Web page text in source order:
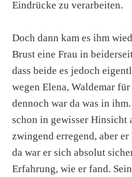
Eindrücke zu verarbeiten.
Doch dann kam es ihm
Brust eine Frau in
dass beide es jedoch
wegen Elena, Waldemar
dennoch war da was in
schon in gewisser Hinsicht
zwingend erregend, aber
da war er sich absolut
Erfahrung, wie er fand.